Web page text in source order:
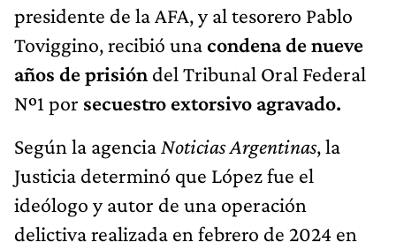
presidente de la AFA, y al tesorero Pablo
Toviggino, recibió unacondena de nueve
años de prisión del Tribunal Oral Federal
Nº1 por secuestro extorsivo agravado.
Según la agencia Noticias Argentinas, la
Justicia determinó que López fue el
ideólogo y autor de una operación
delictiva realizada en febrero de 2024 en